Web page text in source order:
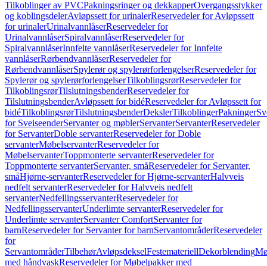
Tilkoblinger av PVCPakningsringer og dekkapperOvergangsstykker
og koblingsdelerAvløpssett for urinalerReservedeler for Avløpssett
for urinalerUrinalvannlåserReservedeler for
UrinalvannlåserSpiralvannlåserReservedeler for
SpiralvannlåserInnfelte vannlåserReservedeler for Innfelte
vannlåserRørbendvannlåserReservedeler for
RørbendvannlåserSpylerør og spylerørforlengelserReservedeler for
Spylerør og spylerørforlengelserTilkoblingsrørReservedeler for
TilkoblingsrørTilslutningsbenderReservedeler for
TilslutningsbenderAvløpssett for bidéReservedeler for Avløpssett for
bidéTilkoblingsrørTilslutningsbenderDekslerTilkoblingerPakninger
for SveiseenderServanter og møblerServanterServanterReservedeler
for ServanterDoble servanterReservedeler for Doble
servanterMøbelservanterReservedeler for
MøbelservanterToppmonterte servanterReservedeler for
Toppmonterte servanterServanter, småReservedeler for Servanter,
småHjørne-servanterReservedeler for Hjørne-servanterHalvveis
nedfelt servanterReservedeler for Halvveis nedfelt
servanterNedfellingsservanterReservedeler for
NedfellingsservanterUnderlimte servanterReservedeler for
Underlimte servanterServanter ComfortServanter for
barnReservedeler for Servanter for barnServantområderReservedeler
for
ServantområderTilbehørAvløpsdekselFestemateriellDekorblending
med håndvaskReservedeler for Møbelpakker med